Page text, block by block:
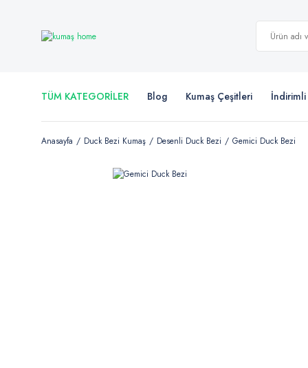
TÜM KATEGORİLER Blog Kumaş Çeşitleri
Anasayfa Duck Bezi Kumaş Desenli Duck Bezi Gemici Duck Bezi